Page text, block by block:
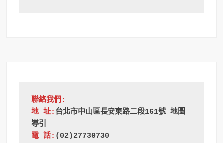
聯絡我們:
地 址: 台北市中山區長安東路二段161號 地圖
導引
電 話: (02)27730730